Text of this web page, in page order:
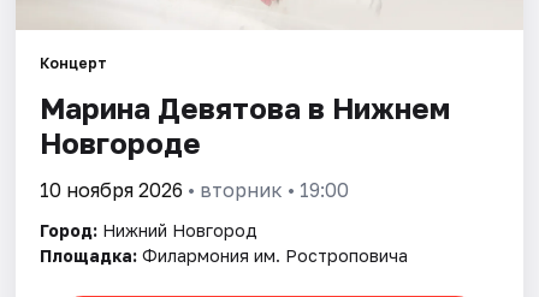
Города
Площадки
Рейтинги
Концерт
Марина Девятова в Нижнем
Новгороде
10 ноября 2026 • вторник • 19:00
Город: Нижний Новгород
Площадка: Филармония им. Ростроповича